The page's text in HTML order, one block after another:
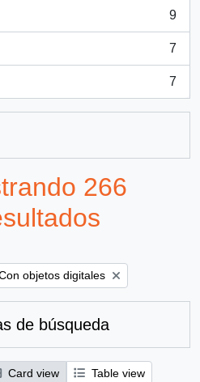
9
7
7
266
filter:
objetos digitales
de búsqueda
Card view
Table view